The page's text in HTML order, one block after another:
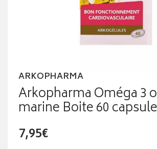
ARKOPHARMA
Arkopharma Oméga 3
marine Boite 60
7,95€